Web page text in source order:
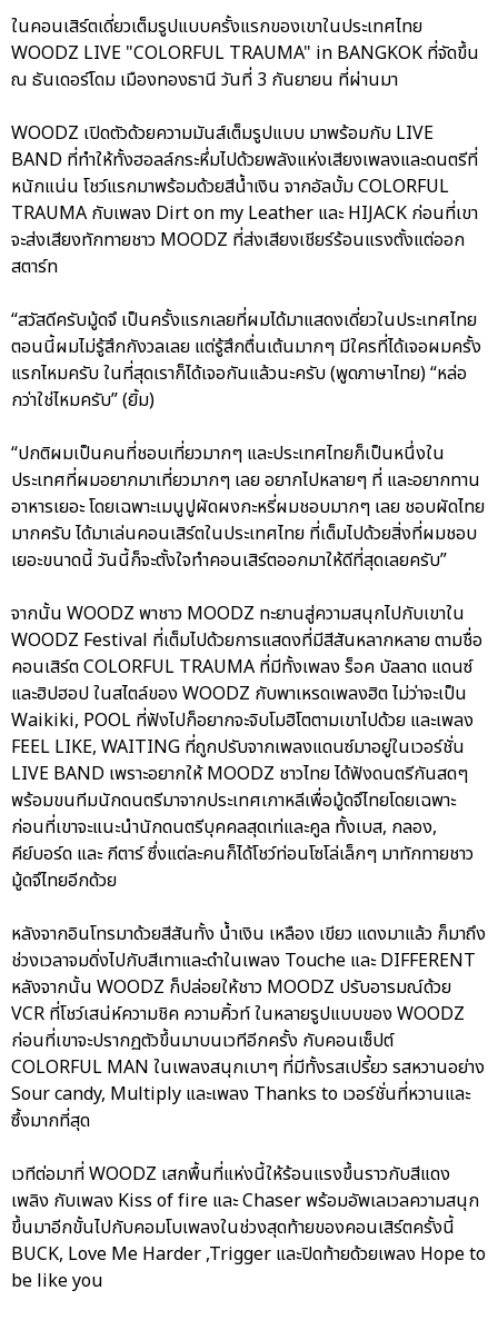
ในคอนเสิร์ตเดี่ยวเต็มรูปแบบครั้งแรกของเขาในประเทศไทย
WOODZ LIVE "COLORFUL TRAUMA" in BANGKOK ที่จัดขึ้น
ณ ธันเดอร์โดม เมืองทองธานี วันที่ 3 กันยายน ที่ผ่านมา
WOODZ เปิดตัวด้วยความมันส์เต็มรูปแบบ มาพร้อมกับ LIVE
BAND ที่ทำให้ทั้งฮอลล์กระหึ่มไปด้วยพลังแห่งเสียงเพลงและดนตรีที่
หนักแน่น โชว์แรกมาพร้อมด้วยสีน้ำเงิน จากอัลบั้ม COLORFUL
TRAUMA กับเพลง Dirt on my Leather และ HIJACK ก่อนที่เขา
จะส่งเสียงทักทายชาว MOODZ ที่ส่งเสียงเชียร์ร้อนแรงตั้งแต่ออก
สตาร์ท
“สวัสดีครับมู้ดจึ เป็นครั้งแรกเลยที่ผมได้มาแสดงเดี่ยวในประเทศไทย
ตอนนี้ผมไม่รู้สึกกังวลเลย แต่รู้สึกตื่นเต้นมากๆ มีใครที่ได้เจอผมครั้ง
แรกไหมครับ ในที่สุดเราก็ได้เจอกันแล้วนะครับ (พูดภาษาไทย) “หล่อ
กว่าใช่ไหมครับ” (ยิ้ม)
“ปกติผมเป็นคนที่ชอบเที่ยวมากๆ และประเทศไทยก็เป็นหนึ่งใน
ประเทศที่ผมอยากมาเที่ยวมากๆ เลย อยากไปหลายๆ ที่ และอยากทาน
อาหารเยอะ โดยเฉพาะเมนูปูผัดผงกะหรี่ผมชอบมากๆ เลย ชอบผัดไทย
มากครับ ได้มาเล่นคอนเสิร์ตในประเทศไทย ที่เต็มไปด้วยสิ่งที่ผมชอบ
เยอะขนาดนี้ วันนี้ก็จะตั้งใจทำคอนเสิร์ตออกมาให้ดีที่สุดเลยครับ”
จากนั้น WOODZ พาชาว MOODZ ทะยานสู่ความสนุกไปกับเขาใน
WOODZ Festival ที่เต็มไปด้วยการแสดงที่มีสีสันหลากหลาย ตามชื่อ
คอนเสิร์ต COLORFUL TRAUMA ที่มีทั้งเพลง ร็อค บัลลาด แดนซ์
และฮิปฮอป ในสไตล์ของ WOODZ กับพาเหรดเพลงฮิต ไม่ว่าจะเป็น
Waikiki, POOL ที่ฟังไปก็อยากจะจิบโมฮิโตตามเขาไปด้วย และเพลง
FEEL LIKE, WAITING ที่ถูกปรับจากเพลงแดนซ์มาอยู่ในเวอร์ชั่น
LIVE BAND เพราะอยากให้ MOODZ ชาวไทย ได้ฟังดนตรีกันสดๆ
พร้อมขนทีมนักดนตรีมาจากประเทศเกาหลีเพื่อมู้ดจึไทยโดยเฉพาะ
ก่อนที่เขาจะแนะนำนักดนตรีบุคคลสุดเท่และคูล ทั้งเบส, กลอง,
คีย์บอร์ด และ กีตาร์ ซึ่งแต่ละคนก็ได้โชว์ท่อนโซโล่เล็กๆ มาทักทายชาว
มู้ดจึไทยอีกด้วย
หลังจากอินโทรมาด้วยสีสันทั้ง น้ำเงิน เหลือง เขียว แดงมาแล้ว ก็มาถึง
ช่วงเวลาจมดิ่งไปกับสีเทาและดำในเพลง Touche และ DIFFERENT
หลังจากนั้น WOODZ ก็ปล่อยให้ชาว MOODZ ปรับอารมณ์ด้วย
VCR ที่โชว์เสน่ห์ความชิค ความคิ้วท์ ในหลายรูปแบบของ WOODZ
ก่อนที่เขาจะปรากฏตัวขึ้นมาบนเวทีอีกครั้ง กับคอนเซ็ปต์
COLORFUL MAN ในเพลงสนุกเบาๆ ที่มีทั้งรสเปรี้ยว รสหวานอย่าง
Sour candy, Multiply และเพลง Thanks to เวอร์ชั่นที่หวานและ
ซึ้งมากที่สุด
เวทีต่อมาที่ WOODZ เสกพื้นที่แห่งนี้ให้ร้อนแรงขึ้นราวกับสีแดง
เพลิง กับเพลง Kiss of fire และ Chaser พร้อมอัพเลเวลความสนุก
ขึ้นมาอีกขั้นไปกับคอมโบเพลงในช่วงสุดท้ายของคอนเสิร์ตครั้งนี้
BUCK, Love Me Harder ,Trigger และปิดท้ายด้วยเพลง Hope to
be like you